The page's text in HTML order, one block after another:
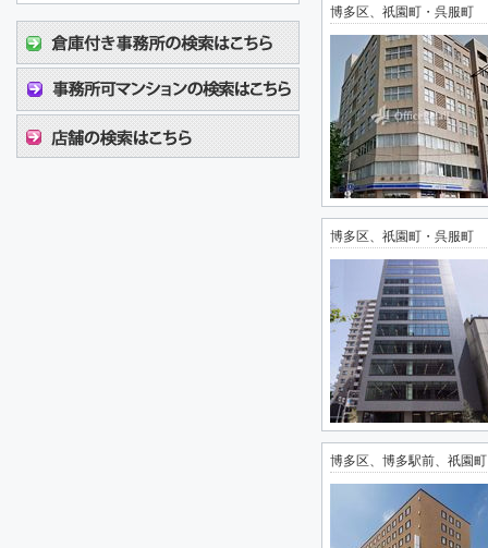
博多区、祇園町・呉服町
博多区、祇園町・呉服町
博多区、博多駅前、祇園